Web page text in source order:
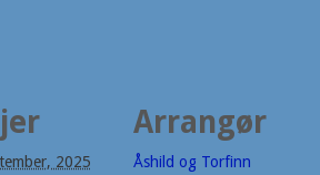
2025
Arrangør
Åshild og Torfinn